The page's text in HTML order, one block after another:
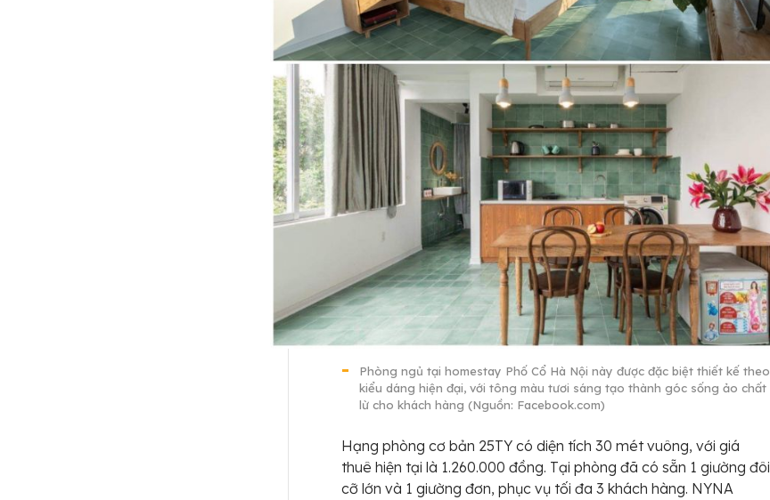
Phòng ngủ tại homestay Phố Cổ Hà Nội này được đặc biệt thiết kế theo
kiểu dáng hiện đại, với tông màu tươi sáng tạo thành góc sống ảo chất
lừ cho khách hàng (Nguồn: Facebook.com)
Hạng phòng cơ bản 25TY có diện tích 30 mét vuông, với giá
thuê hiện tại là 1.260.000 đồng. Tại phòng đã có sẵn 1 giường đôi
cỡ lớn và 1 giường đơn, phục vụ tối đa 3 khách hàng. NYNA